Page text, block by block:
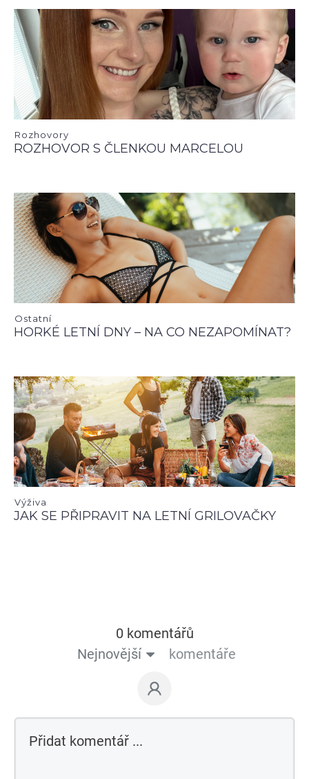
Rozhovory
ROZHOVOR S ČLENKOU MARCELOU
Ostatní
HORKÉ LETNÍ DNY – NA CO NEZAPOMÍNAT?
Výživa
JAK SE PŘIPRAVIT NA LETNÍ GRILOVAČKY
0 komentářů
Nejnovější
komentáře